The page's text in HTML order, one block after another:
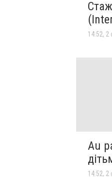
14:52, 2
Au
14:52, 2